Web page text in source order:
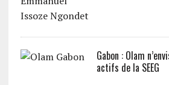
Gabon : Olam
actifs de la SEEG